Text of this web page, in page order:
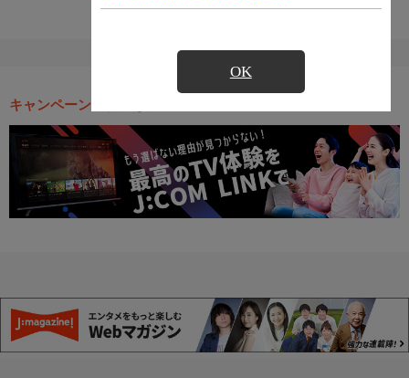
OK
キャンペーン・お得な情報